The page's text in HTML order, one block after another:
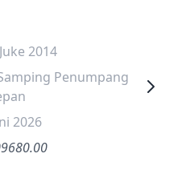
2014
Penumpang
2026